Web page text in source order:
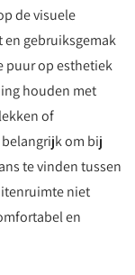
de visuele
gebruiksgemak
puur op esthetiek
houden met
of
om bij
te vinden tussen
niet
en